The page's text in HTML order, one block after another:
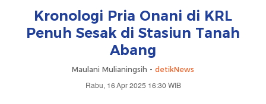
Kronologi Pria Onani di KRL
Penuh Sesak di Stasiun Tanah
Abang
Maulani Mulianingsih - detikNews
Rabu, 16 Apr 2025 16:30 WIB